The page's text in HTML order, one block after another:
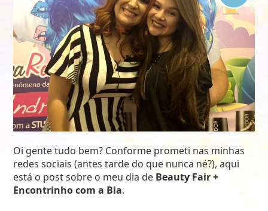
VIAGENS
VÍDEOS
Oi gente tudo bem? Conforme prometi nas minhas
redes sociais (antes tarde do que nunca né?), aqui
está o post sobre o meu dia de Beauty Fair +
Encontrinho com a Bia.